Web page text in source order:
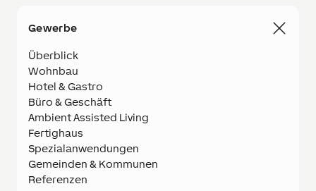
Gewerbe
Überblick
Wohnbau
Hotel & Gastro
Büro & Geschäft
Ambient Assisted Living
Fertighaus
Spezialanwendungen
Gemeinden & Kommunen
Referenzen